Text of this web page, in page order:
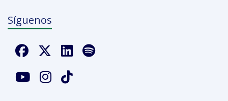
Síguenos